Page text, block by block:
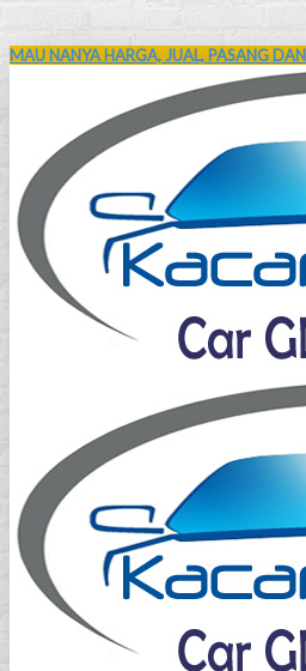
MAU NANYA HARGA, JUAL, PASANG